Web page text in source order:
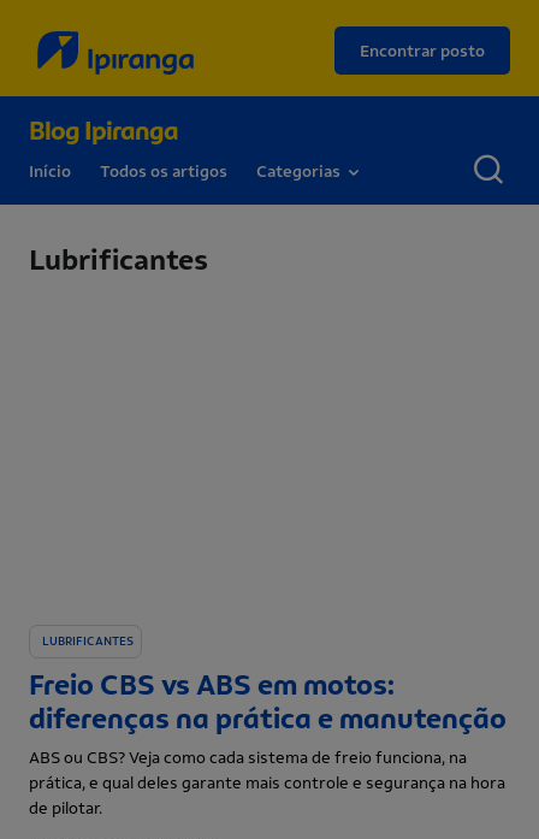
Encontrar posto
Blog Ipiranga
Início Todos os artigos Categorias
Lubrificantes
LUBRIFICANTES
Freio CBS vs ABS em motos:
diferenças na prática e manutenção
ABS ou CBS? Veja como cada sistema de freio funciona, na
prática, e qual deles garante mais controle e segurança na hora
de pilotar.